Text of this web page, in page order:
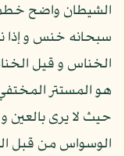
الشيطان واضح
سبحانه خنس و إذا
الخناس و قيل
هو المستتر
حيث لا يرى بالعين
الوسواس من قبل